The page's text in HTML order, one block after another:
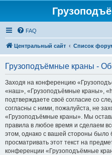
FAQ
Центральный сайт Список
Грузоподъёмные краны -
Заходя на конференцию
«наш», «Грузоподъёмные краны»,
подтверждаете своё согласие со
согласны с ними, пожалуйста, не
«Грузоподъёмные краны». Мы
правила в любое время и сделаем
этом, однако с вашей стороны было
просматривать этот текст на
конференции «Грузоподъёмные